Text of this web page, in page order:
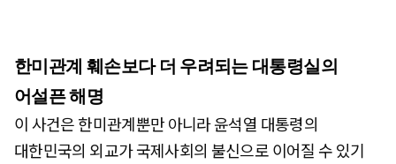
한미관계 훼손보다 더 우려되는 대통령실의
어설픈 해명
이 사건은 한미관계뿐만 아니라 윤석열 대통령의
대한민국의 외교가 국제사회의 불신으로 이어질 수 있기